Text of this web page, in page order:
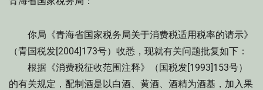
你局《青海省国家税务局关于消费税适用税率的请示》
（青国税发[2004]173号）收悉，现就有关问题批复如下：
根据《消费税征收范围注释》（国税发[1993]153号）
的有关规定，配制酒是以白酒、黄酒、酒精为酒基，加入果